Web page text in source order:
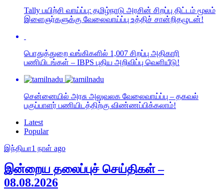
Tally பயிற்சி வாய்ப்பு: தமிழ்நாடு அரசின் சிறப்பு திட்டம் மூலம்
இளைஞர்களுக்கு வேலைவாய்ப்பு உத்திச் சான்றிதழுடன்!
பொதுத்துறை வங்கிகளில் 1,007 சிறப்பு அதிகாரி
பணியிடங்கள் – IBPS புதிய அறிவிப்பு வெளியீடு!
சென்னையில் அரசு அலுவலக வேலைவாய்ப்பு – தகவல்
பகுப்பாளர் பணியிடத்திற்கு விண்ணப்பிக்கலாம்!
Latest
Popular
இந்தியா1 நாள் ago
இன்றைய தலைப்புச் செய்திகள் –
08.08.2026